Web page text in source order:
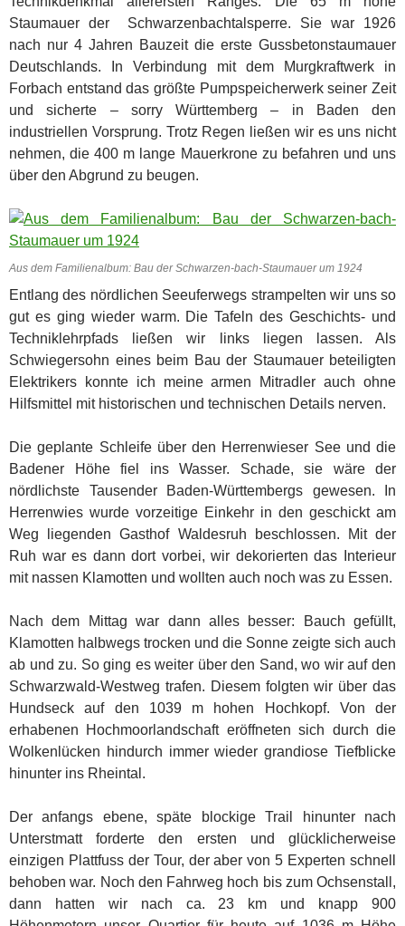
Staumauer der Schwarzenbachtalsperre. Sie war 1926
nach nur 4 Jahren Bauzeit die erste Gussbetonstaumauer
Deutschlands. In Verbindung mit dem Murgkraftwerk in
Forbach entstand das größte Pumpspeicherwerk seiner Zeit
und sicherte – sorry Württemberg – in Baden den
industriellen Vorsprung. Trotz Regen ließen wir es uns nicht
nehmen, die 400 m lange Mauerkrone zu befahren und uns
über den Abgrund zu beugen.
Aus dem Familienalbum: Bau der Schwarzen-bach-Staumauer um 1924
Entlang des nördlichen Seeuferwegs strampelten wir uns so
gut es ging wieder warm. Die Tafeln des Geschichts- und
Techniklehrpfads ließen wir links liegen lassen. Als
Schwiegersohn eines beim Bau der Staumauer beteiligten
Elektrikers konnte ich meine armen Mitradler auch ohne
Hilfsmittel mit historischen und technischen Details nerven.
Die geplante Schleife über den Herrenwieser See und die
Badener Höhe fiel ins Wasser. Schade, sie wäre der
nördlichste Tausender Baden-Württembergs gewesen. In
Herrenwies wurde vorzeitige Einkehr in den geschickt am
Weg liegenden Gasthof Waldesruh beschlossen. Mit der
Ruh war es dann dort vorbei, wir dekorierten das Interieur
mit nassen Klamotten und wollten auch noch was zu Essen.
Nach dem Mittag war dann alles besser: Bauch gefüllt,
Klamotten halbwegs trocken und die Sonne zeigte sich auch
ab und zu. So ging es weiter über den Sand, wo wir auf den
Schwarzwald-Westweg trafen. Diesem folgten wir über das
Hundseck auf den 1039 m hohen Hochkopf. Von der
erhabenen Hochmoorlandschaft eröffneten sich durch die
Wolkenlücken hindurch immer wieder grandiose Tiefblicke
hinunter ins Rheintal.
Der anfangs ebene, späte blockige Trail hinunter nach
Unterstmatt forderte den ersten und glücklicherweise
einzigen Plattfuss der Tour, der aber von 5 Experten schnell
behoben war. Noch den Fahrweg hoch bis zum Ochsenstall,
dann hatten wir nach ca. 23 km und knapp 900